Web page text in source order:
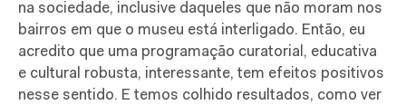
na sociedade, inclusive daqueles que não moram nos
bairros em que o museu está interligado. Então, eu
acredito que uma programação curatorial, educativa
e cultural robusta, interessante, tem efeitos positivos
nesse sentido. E temos colhido resultados, como ver